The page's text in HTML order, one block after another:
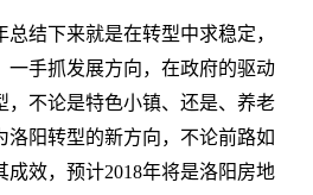
结下来就是在转型中求稳定，
一手抓发展方向，在政府的驱动
，不论是特色小镇、还是、养老
洛阳转型的新方向，不论前路如
成效，预计2018年将是洛阳房地